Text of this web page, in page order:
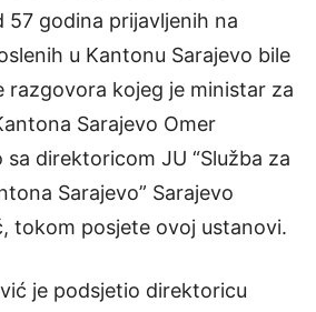
57 godina prijavljenih na
u Kantonu Sarajevo bile
razgovora kojeg je ministar za
Sarajevo Omer
direktoricom JU “Služba za
Sarajevo” Sarajevo
tokom posjete ovoj ustanovi.
je podsjetio direktoricu